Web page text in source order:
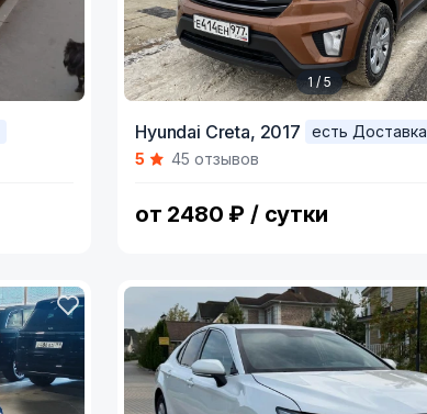
of
1 / 5
Hyundai Creta, 2017
есть Доставка
5
45 отзывов
от 2480 ₽ / сутки